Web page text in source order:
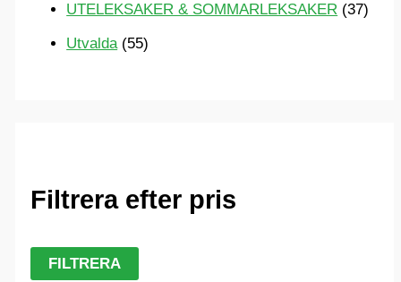
UTELEKSAKER & SOMMARLEKSAKER (37)
Utvalda (55)
Filtrera efter pris
FILTRERA